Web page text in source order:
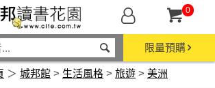
0
限量預購
＞ 城邦館 > 生活風格 > 旅遊 > 美洲